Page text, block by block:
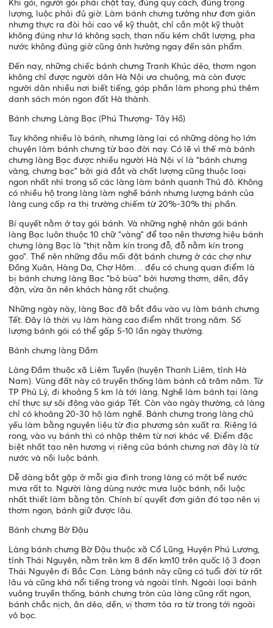
lượng, luộc phải đủ giờ. Làm bánh chưng tưởng như đơn giản
nhưng thực ra đòi hỏi cao về kỹ thuật, chỉ cần một kỹ thuật
không đúng như lá không sạch, than nấu kém chất lượng, pha
nước không đúng giờ cũng ảnh hưởng ngay đến sản phẩm.
Đến nay, những chiếc bánh chưng Tranh Khúc dẻo, thơm ngon
không chỉ được người dân Hà Nội ưa chuộng, mà còn được
người dân nhiều nơi biết tiếng, góp phần làm phong phú thêm
danh sách món ngon đất Hà thành.
Bánh chưng Làng Bạc (Phú Thượng- Tây Hồ)
Tuy không nhiều lò bánh, nhưng làng lại có những dòng họ lớn
chuyên làm bánh chưng từ bao đời nay. Có lẽ vì thế mà bánh
chưng làng Bạc được nhiều người Hà Nội ví là “bánh chưng
vàng, chưng bạc” bởi giá đắt và chất lượng cũng thuộc loại
ngon nhất nhì trong số các làng làm bánh quanh Thủ đô. Không
có nhiều hộ trong làng làm nghề bánh nhưng lượng bánh của
làng cung cấp ra thị trường chiếm từ 20%-30% thị phần.
Bí quyết nằm ở tay gói bánh. Và những nghệ nhân gói bánh
làng Bạc luôn thuộc 10 chữ “vàng” để tạo nên thương hiệu bánh
chưng làng Bạc là “thịt nằm kín trong đỗ, đỗ nằm kín trong
gạo”. Thế nên những đầu mối đặt bánh chưng ở các chợ như
Đồng Xuân, Hàng Da, Chợ Hôm… đều có chung quan điểm là
bị bánh chưng làng Bạc “bỏ bùa” bởi hương thơm, dền, đầy
đặn, vừa ăn nên khách hàng rất chuộng.
Những ngày này, làng Bạc đã bắt đầu vào vụ làm bánh chưng
Tết. Đây là thời vụ làm hàng cao điểm nhất trong năm. Số
lượng bánh gói có thể gấp 5-10 lần ngày thường.
Bánh chưng làng Đầm
Làng Đầm thuộc xã Liêm Tuyền (huyện Thanh Liêm, tỉnh Hà
Nam). Vùng đất này có truyền thống làm bánh cả trăm năm. Từ
TP Phủ Lý, đi khoảng 5 km là tới làng. Nghề làm bánh tại làng
chỉ thực sự sôi động vào giáp Tết. Còn vào ngày thường, cả làng
chỉ có khoảng 20-30 hộ làm nghề. Bánh chưng trong làng chủ
yếu làm bằng nguyên liệu từ địa phương sản xuất ra. Riêng lá
rong, vào vụ bánh thì có nhập thêm từ nơi khác về. Điểm đặc
biệt nhất tạo nên hương vị riêng của bánh chưng nơi đây là từ
nước và nồi luộc bánh.
Dễ dàng bắt gặp ở mỗi gia đình trong làng có một bể nước
mưa rất to. Người làng dùng nước mưa luộc bánh, nồi luộc
nhất thiết làm bằng tôn. Chính bí quyết đơn giản đó tạo nên vị
thơm ngon, bánh giữ được lâu.
Bánh chưng Bờ Đậu
Làng bánh chưng Bờ Đậu thuộc xã Cổ Lũng, Huyện Phú Lương,
tỉnh Thái Nguyên, nằm trên km 8 đến km10 trên quốc lộ 3 đoạn
Thái Nguyên đi Bắc Cạn. Làng bánh này cũng có tuổi đời từ rất
lâu và cũng khá nổi tiếng trong và ngoài tỉnh. Ngoài loại bánh
vuông truyền thống, bánh chưng tròn của làng cũng rất ngon,
bánh chắc nịch, ăn dẻo, dền, vị thơm tỏa ra từ trong tới ngoài
vỏ bọc.